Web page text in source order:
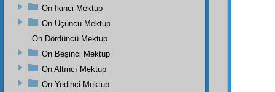
dost
On İkinci Mektup
On Üçüncü Mektup
On Dördüncü Mektup
On Beşinci Mektup
On Altıncı Mektup
On Yedinci Mektup